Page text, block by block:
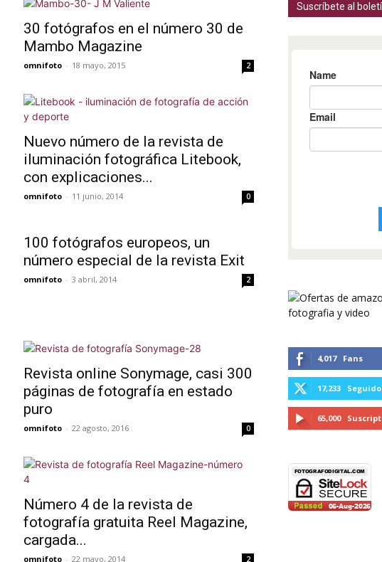
30 fotógrafos en el número 30 de
Mambo Magazine
omnifoto - 18 mayo, 2015 2
Nuevo número de la revista de
iluminación fotográfica Litebook,
con explicaciones...
omnifoto - 11 junio, 2014 0
100 fotógrafos europeos, un
número especial de la revista Exit
omnifoto - 3 abril, 2014 2
Revista online Sonymage, casi 300
páginas de fotografía en estado
puro
omnifoto - 22 agosto, 2016 0
Número 4 de la revista de
fotografía gratuita Reel Magazine,
cargada...
omnifoto - 22 mayo, 2014 2
Suscríbete al
4,017 Fans
17,233
65,000